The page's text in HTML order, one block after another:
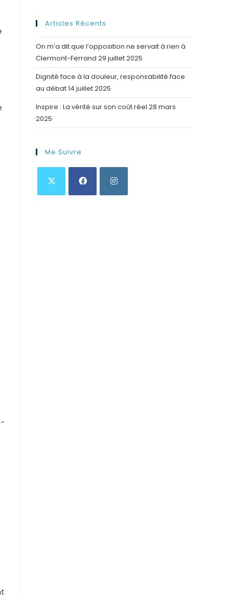
Articles Récents
On m’a dit que l’opposition ne servait à rien à
Clermont-Ferrand 29 juillet 2025
Dignité face à la douleur, responsabilité face
au débat14 juillet 2025
Inspire : La vérité sur son coût réel 28 mars
2025
Me Suivre